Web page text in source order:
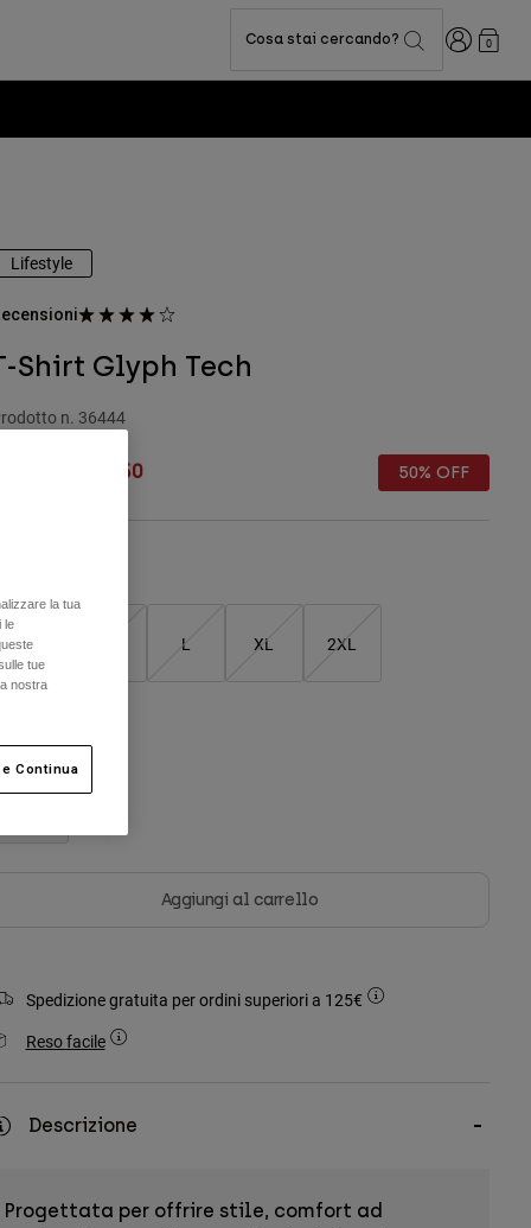
Cosa stai cercando? Accedi0
Lifestyle
Shirt Glyph Tech
n. 36444
reduced from
€ 17.50 50% OFF
S L XL 2XL
Aggiungi al carrello
Spedizione gratuita per ordini superiori a 125€
Reso facile
Descrizione
Progettata per offrire stile, comfort ad
la tua
le
tue
nostra
Continua